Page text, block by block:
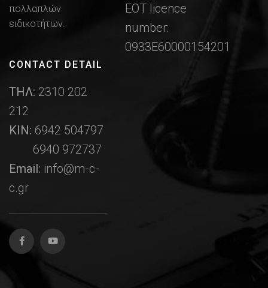
πολλαπλών
ειδικοτήτων.
CONTACT DETAIL
ΤΗΛ: 2310 202
212
ΚΙΝ: 6942 504797
6940 972737
Email: info@m-c-
c.gr
ΕΟΤ licence
number:
0933Ε60000154201